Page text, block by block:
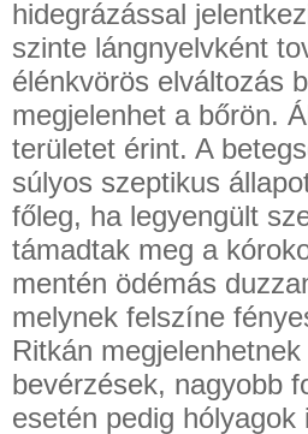
hidegrázással
szinte lángnyelvként
élénkvörös elváltozás
megjelenhet a bőrön.
területet érint. A
súlyos szeptikus
főleg, ha legyengült
támadtak meg a
mentén ödémás
melynek felszíne
Ritkán
bevérzések, nagyobb
esetén pedig hólyagok